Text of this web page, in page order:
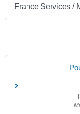
France Services /